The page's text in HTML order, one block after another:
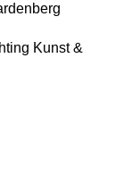
Kunst &